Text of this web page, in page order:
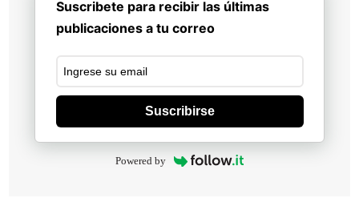
Suscribete para recibir las últimas
publicaciones a tu correo
Suscribirse
Powered by